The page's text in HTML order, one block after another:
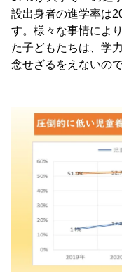
設出身者の進学率は
す。様々な事情によ
た子どもたちは、学
念せざるをえないので